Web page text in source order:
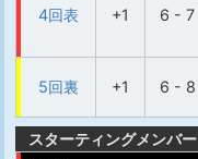
4回表 +1 6 - 7
5回裏 +1 6 - 8
スターティングメンバー